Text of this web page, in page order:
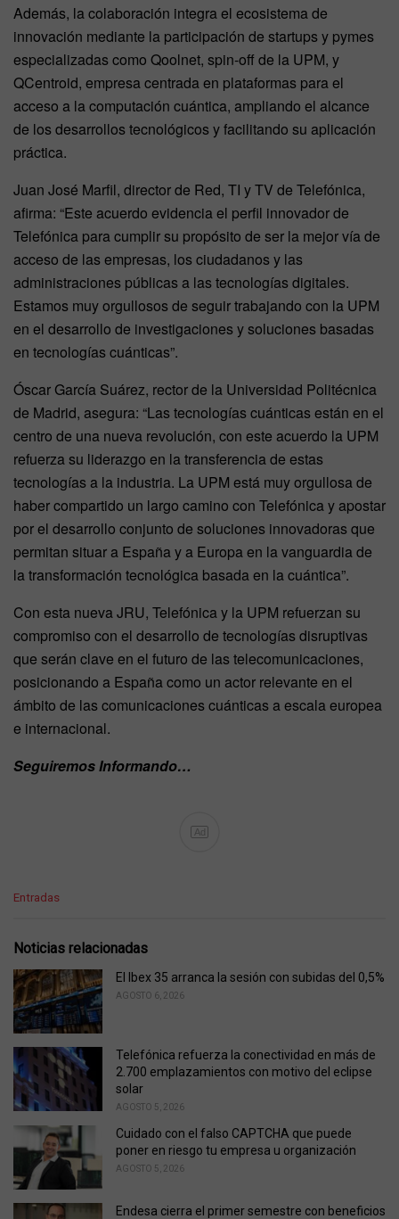
Además, la colaboración integra el ecosistema de
innovación mediante la participación de startups y pymes
especializadas como Qoolnet, spin-off de la UPM, y
QCentroid, empresa centrada en plataformas para el
acceso a la computación cuántica, ampliando el alcance
de los desarrollos tecnológicos y facilitando su aplicación
práctica.
Juan José Marfil, director de Red, TI y TV de Telefónica,
afirma: “Este acuerdo evidencia el perfil innovador de
Telefónica para cumplir su propósito de ser la mejor vía de
acceso de las empresas, los ciudadanos y las
administraciones públicas a las tecnologías digitales.
Estamos muy orgullosos de seguir trabajando con la UPM
en el desarrollo de investigaciones y soluciones basadas
en tecnologías cuánticas”.
Óscar García Suárez, rector de la Universidad Politécnica
de Madrid, asegura: “Las tecnologías cuánticas están en el
centro de una nueva revolución, con este acuerdo la UPM
refuerza su liderazgo en la transferencia de estas
tecnologías a la industria. La UPM está muy orgullosa de
haber compartido un largo camino con Telefónica y apostar
por el desarrollo conjunto de soluciones innovadoras que
permitan situar a España y a Europa en la vanguardia de
la transformación tecnológica basada en la cuántica”.
Con esta nueva JRU, Telefónica y la UPM refuerzan su
compromiso con el desarrollo de tecnologías disruptivas
que serán clave en el futuro de las telecomunicaciones,
posicionando a España como un actor relevante en el
ámbito de las comunicaciones cuánticas a escala europea
e internacional.
Seguiremos Informando…
Ad
C
e
o
r
i
e
:
Entradas
Noticias relacionadas
El Ibex 35 arranca la sesión con subidas del 0,5%
AGOSTO 6, 2026
Telefónica refuerza la conectividad en más de
2.700 emplazamientos con motivo del eclipse
solar
AGOSTO 5, 2026
Cuidado con el falso CAPTCHA que puede
poner en riesgo tu empresa u organización
AGOSTO 5, 2026
Endesa cierra el primer semestre con beneficios